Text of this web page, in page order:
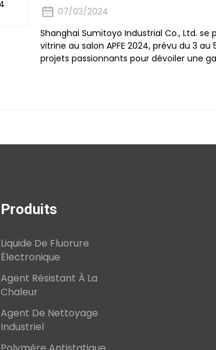
07/03/2024
Shanghai Sumitoyo Industrial Co., Ltd. se
vitrine au salon APFE 2024, prévu du 3
projets passionnants pour dévoiler une
Produits
Liquide De Fluorure
Électronique
Agent Résistant À La
Chaleur
Agent De Nettoyage
Industriel